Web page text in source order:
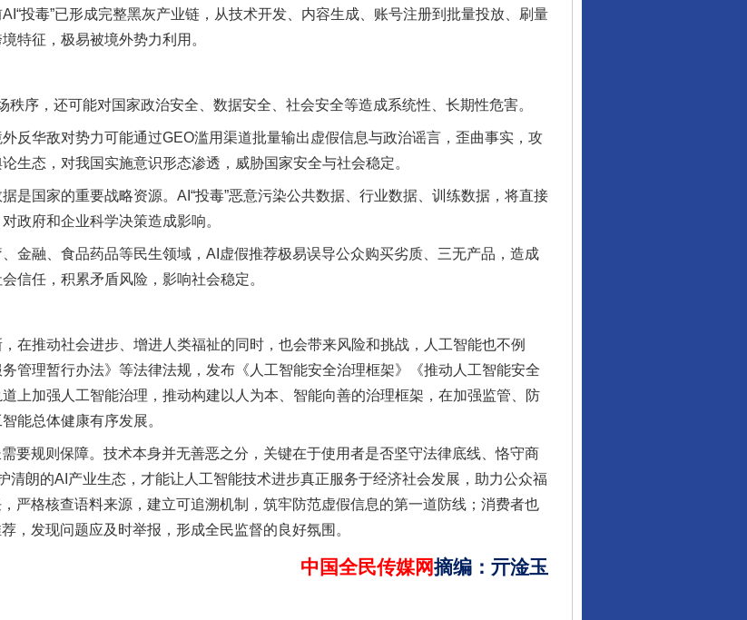
毒”已形成完整黑灰产业链，从技术开发、内容生成、账号注册到批量投放、刷量
特征，极易被境外势力利用。
序，还可能对国家政治安全、数据安全、社会安全等造成系统性、长期性危害。
敌对势力可能通过GEO滥用渠道批量输出虚假信息与政治谣言，歪曲事实，攻
生态，对我国实施意识形态渗透，威胁国家安全与社会稳定。
家的重要战略资源。AI“投毒”恶意污染公共数据、行业数据、训练数据，将直接
政府和企业科学决策造成影响。
融、食品药品等民生领域，AI虚假推荐极易误导公众购买劣质、三无产品，造成
信任，积累矛盾风险，影响社会稳定。
推动社会进步、增进人类福祉的同时，也会带来风险和挑战，人工智能也不例
管理暂行办法》等法律法规，发布《人工智能安全治理框架》《推动人工智能安全
上加强人工智能治理，推动构建以人为本、智能向善的治理框架，在加强监管、防
能总体健康有序发展。
规则保障。技术本身并无善恶之分，关键在于使用者是否坚守法律底线、恪守商
清朗的AI产业生态，才能让人工智能技术进步真正服务于经济社会发展，助力公众福
严格核查语料来源，建立可追溯机制，筑牢防范虚假信息的第一道防线；消费者也
，发现问题应及时举报，形成全民监督的良好氛围。
中国全民传媒网摘编 ： 亓淦玉
一纸欠条伤亲情 巡回调解促和解.. 行业协会接连发公告